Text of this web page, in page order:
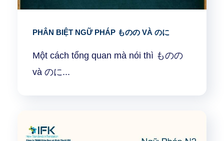
PHÂN BIỆT NGỮ PHÁP ものの VÀ のに
Một cách tổng quan mà nói thì ものの
và のに...